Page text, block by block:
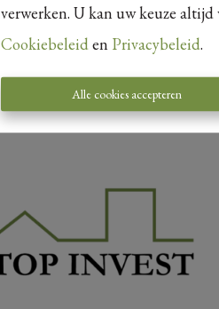
verwerken. U kan uw keuze
Cookiebeleid en Privacybeleid.
Alle cookies accepteren